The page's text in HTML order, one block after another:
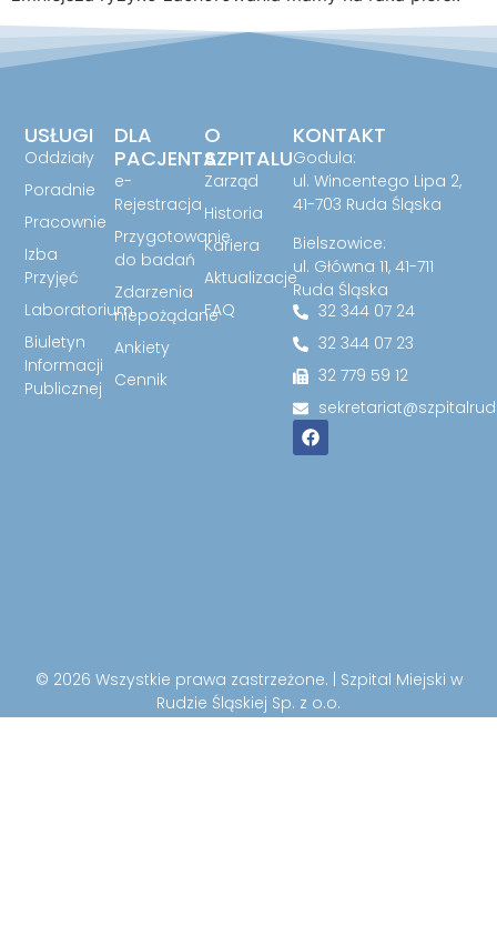
O
SZPITALU
Zarząd
Historia
Kariera
Aktualizacje
FAQ
DLA
PACJENTA
e-
Rejestracja
Przygotowanie
do badań
Zdarzenia
niepożądane
Ankiety
Cennik
USŁUGI
Oddziały
Poradnie
Pracownie
Izba
Przyjęć
Laboratorium
Biuletyn
Informacji
Publicznej
KONTAKT
Godula:
ul. Wincentego Lipa 2,
41-703 Ruda Śląska
Bielszowice:
ul. Główna 11, 41-711
Ruda Śląska
32 344 07 24
32 344 07 23
32 779 59 12
© 2026 Wszystkie prawa zastrzeżone. | Szpital Miejski w
Rudzie Śląskiej Sp. z o.o.